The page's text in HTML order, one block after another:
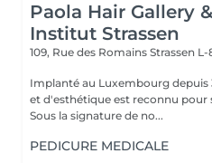
Paola Hair Gallery &
Institut Strassen
109, Rue des Romains Strassen L-
Implanté au Luxembourg depuis
et d'esthétique est reconnu pour
Sous la signature de no...
PEDICURE MEDICALE